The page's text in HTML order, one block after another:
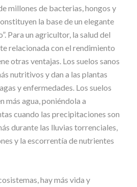
millones de bacterias, hongos y
la base de un elegante
Para un agricultor, la salud del
relacionada con el rendimiento
otras ventajas. Los suelos sanos
nutritivos y dan a las plantas
y enfermedades. Los suelos
más agua, poniéndola a
cuando las precipitaciones son
durante las lluvias torrenciales,
y la escorrentía de nutrientes
hay más vida y